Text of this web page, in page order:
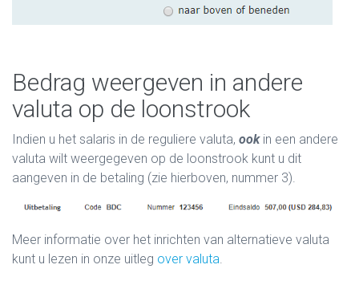
Bedrag weergeven in andere
valuta op de loonstrook
Indien u het salaris in de reguliere valuta, ook in een andere
valuta wilt weergegeven op de loonstrook kunt u dit
aangeven in de betaling (zie hierboven, nummer 3).
Meer informatie over het inrichten van alternatieve valuta
kunt u lezen in onze uitleg over valuta